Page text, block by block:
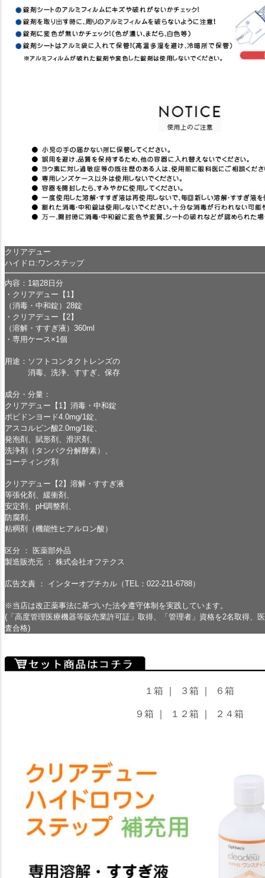
クリアデュー
ハイドロ:ワンステップ
内容：1箱28日分
・クリアデュー【1】
（消毒・中和錠）28錠
・クリアデュー【2】
（溶解・すすぎ液）360ml
・専用ケース×1個
用途：ソフトコンタクトレンズの
消毒、洗浄、すすぎ、保存
成分・分量：
クリアデュー【1】消毒・中和錠
ポビドンヨード4.0mg/1錠、
アスコルビン酸2.0mg/1錠、
発泡剤、賦形剤、滑沢剤、
洗浄剤（タンパク分解酵素）、
コーティング剤
クリアデュー【2】溶解・すすぎ液
等張化剤、緩衝剤、
安定剤、pH調整剤、
防腐剤、
粘稠剤（機能性ヒアルロン酸）
区分 ： 医薬部外品
製造販売元 ： 株式会社オフテクス
広告文責 ： インターオプチカル（TEL：022-211-6788）
※当店は改正薬事法に基づいた法令遵守体制を実践しています。
(「高度管理医療機器等販売業許可証」取得、「管理者」資格を2名取得、
査合格)
１箱 ３箱 ６箱
９箱 １２箱 ２４箱